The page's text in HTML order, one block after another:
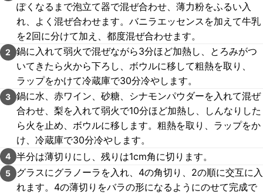
ぽくなるまで泡立て器で混ぜ合わせ、薄力粉をふるい入
れ、よく混ぜ合わせます。バニラエッセンスを加えて牛乳
を2回に分けて加え、都度混ぜ合わせます。
2
鍋に入れて弱火で混ぜながら3分ほど加熱し、とろみがつ
いてきたら火から下ろし、ボウルに移して粗熱を取り、
ラップをかけて冷蔵庫で30分冷やします。
3 鍋に水、赤ワイン、砂糖、シナモンパウダーを入れて混ぜ
合わせ、梨を入れて弱火で10分ほど加熱し、しんなりした
ら火を止め、ボウルに移します。粗熱を取り、ラップをか
け、冷蔵庫で30分冷やします。
4 半分は薄切りにし、残りは1cm角に切ります。
5
グラスにグラノーラを入れ、4の角切り、2の順に交互に入
れます。4の薄切りをバラの形になるようにのせて完成で